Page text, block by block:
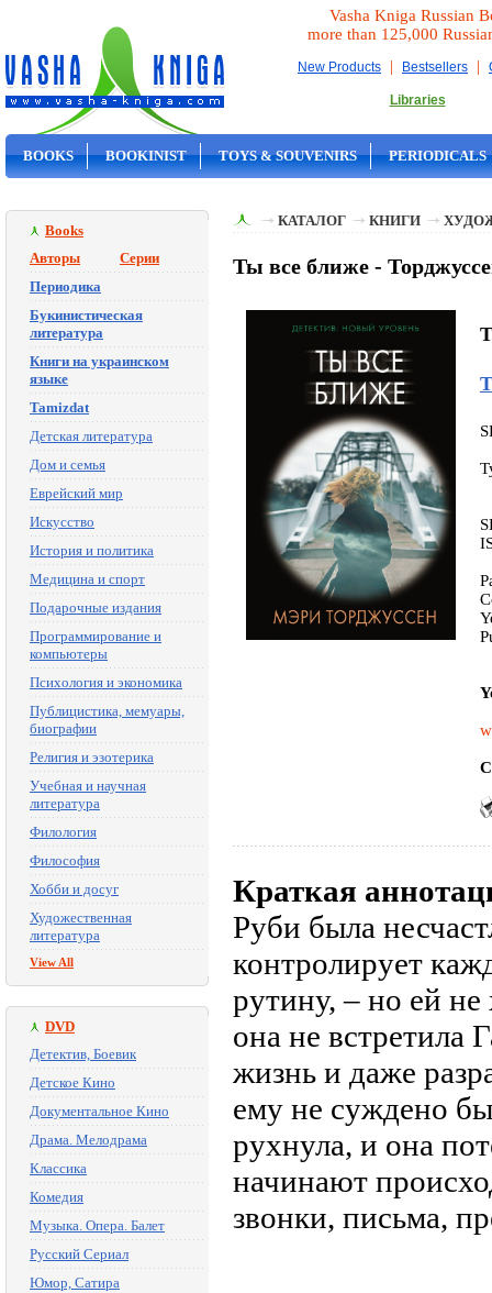
Vasha Kniga Russian
more than 125,000
New Products | Bestsellers |
Libraries
BOOKS BOOKINIST TOYS & SOUVENIRS PERIODICALS
Books
Авторы
Серии
Периодика
Букинистическая
литература
Книги на украинском
языке
Tamizdat
Детская литература
Дом и семья
Еврейский мир
Искусство
История и политика
Медицина и спорт
Подарочные издания
Программирование и
компьютеры
Психология и экономика
Публицистика, мемуары,
биографии
Религия и эзотерика
Учебная и научная
литература
Филология
Философия
Хобби и досуг
Художественная
литература
View All
DVD
Детектив, Боевик
Детское Кино
Документальное Кино
Драма. Мелодрама
Классика
Комедия
Музыка. Опера. Балет
Русский Сериал
Юмор, Сатира
КАТАЛОГ КНИГИ
Ты все ближе -
Краткая
Руби была
контролирует
рутину, – но ей не
она не встретила
жизнь и даже
ему не суждено
рухнула, и она
начинают
звонки, письма,